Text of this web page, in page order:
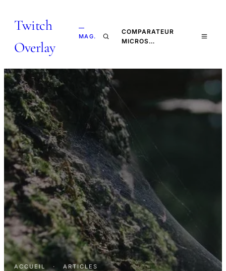
Twitch
Overlay
—
MAG.
COMPARATEUR
MICROS…
ACCUEIL · ARTICLES